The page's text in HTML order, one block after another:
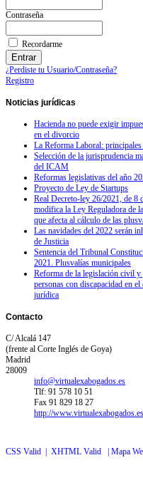
Contraseña
Recordarme
¿Perdiste tu Usuario/Contraseña?
Registro
Noticias jurídicas
Hacienda no puede exigir
en el divorcio
La Reforma Laboral: principales
Selección de la jurisprudencia
del ICAM
Reformas legislativas del año
Proyecto de Ley de Startups
Real Decreto-ley 26/2021, de 8
modifica la Ley Reguladora de
que afecta al cálculo de las
Las navidades del 2022 serán
de Justicia
Sentencia del Tribunal
2021. Plusvalías municipales
Reforma de la legislación civil y
personas con discapacidad en
jurídica
Contacto
C/ Alcalá 147
(frente al Corte Inglés de Goya)
Madrid
28009
info@virtualexabogados.es
Tlf: 91 578 10 51
Fax 91 829 18 27
http://www.virtualexabogados.es
CSS Valid | XHTML Valid | Mapa